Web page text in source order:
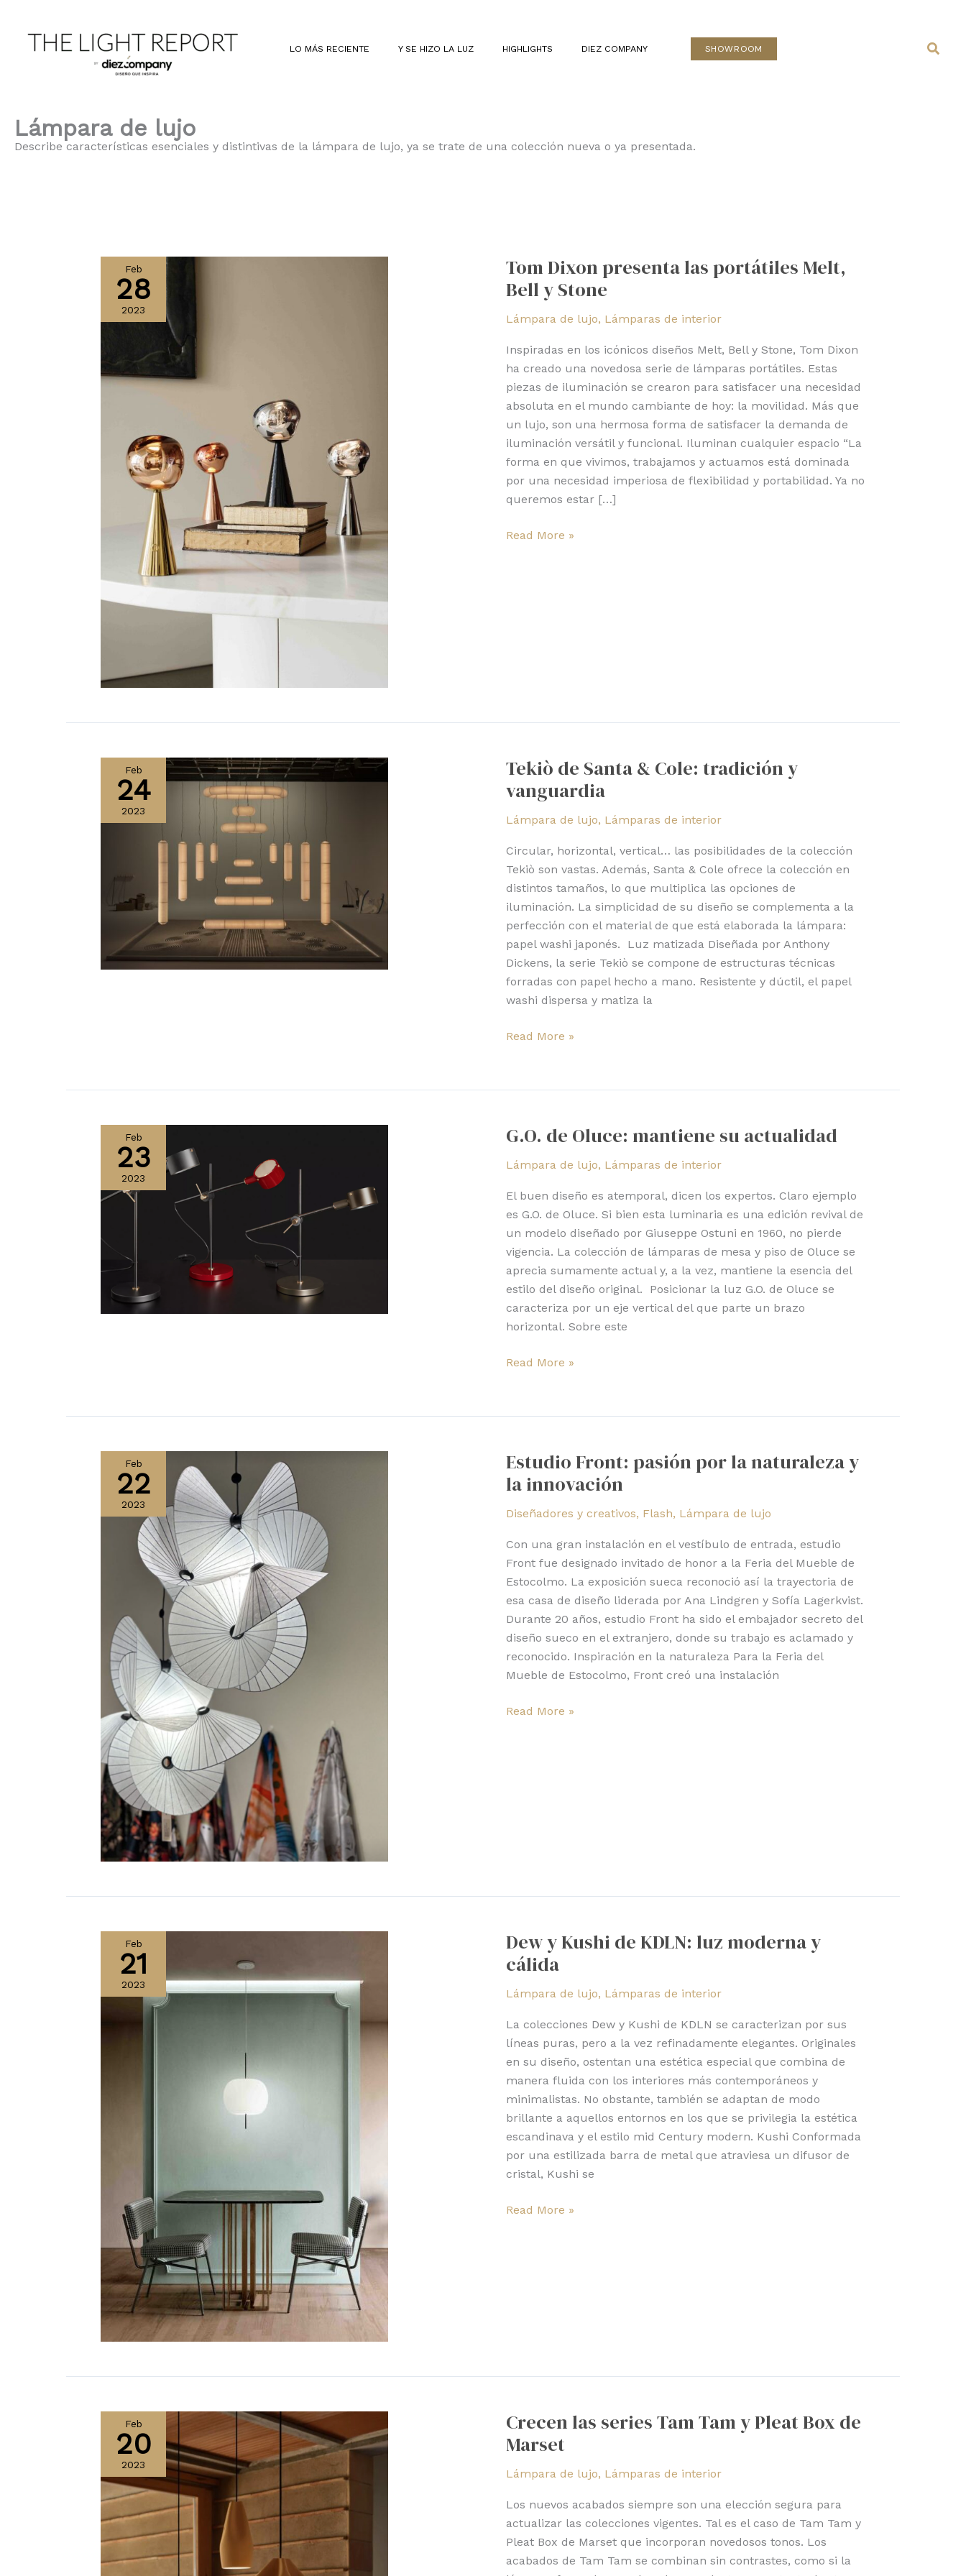
contenido
LO MÁS RECIENTE Y SE HIZO LA LUZ HIGHLIGHTS DIEZ COMPANY SHOWROOM
Lámpara de lujo
Describe características esenciales y distintivas de la lámpara de lujo, ya se trate de una colección nueva o ya presentada.
Feb
28
2023
Tom Dixon presenta las portátiles Melt,
Bell y Stone
Lámpara de lujo, Lámparas de interior
Inspiradas en los icónicos diseños Melt, Bell y Stone, Tom Dixon
ha creado una novedosa serie de lámparas portátiles. Estas
piezas de iluminación se crearon para satisfacer una necesidad
absoluta en el mundo cambiante de hoy: la movilidad. Más que
un lujo, son una hermosa forma de satisfacer la demanda de
iluminación versátil y funcional. Iluminan cualquier espacio “La
forma en que vivimos, trabajamos y actuamos está dominada
por una necesidad imperiosa de flexibilidad y portabilidad. Ya no
queremos estar […]
presenta
las
portátiles
Melt,
y
Stone
Read More »
Feb
24
2023
Tekiò de Santa & Cole: tradición y
vanguardia
Lámpara de lujo, Lámparas de interior
Circular, horizontal, vertical… las posibilidades de la colección
Tekiò son vastas. Además, Santa & Cole ofrece la colección en
distintos tamaños, lo que multiplica las opciones de
iluminación. La simplicidad de su diseño se complementa a la
perfección con el material de que está elaborada la lámpara:
papel washi japonés. Luz matizada Diseñada por Anthony
Dickens, la serie Tekiò se compone de estructuras técnicas
forradas con papel hecho a mano. Resistente y dúctil, el papel
washi dispersa y matiza la
Santa
&
tradición
vanguardia
Read More »
Feb
23
2023
G.O. de Oluce: mantiene su actualidad
Lámpara de lujo, Lámparas de interior
El buen diseño es atemporal, dicen los expertos. Claro ejemplo
es G.O. de Oluce. Si bien esta luminaria es una edición revival de
un modelo diseñado por Giuseppe Ostuni en 1960, no pierde
vigencia. La colección de lámparas de mesa y piso de Oluce se
aprecia sumamente actual y, a la vez, mantiene la esencia del
estilo del diseño original. Posicionar la luz G.O. de Oluce se
caracteriza por un eje vertical del que parte un brazo
horizontal. Sobre este
Oluce:
su
actualidad
Read More »
Feb
22
2023
Estudio Front: pasión por la naturaleza y
la innovación
Diseñadores y creativos, Flash, Lámpara de lujo
Con una gran instalación en el vestíbulo de entrada, estudio
Front fue designado invitado de honor a la Feria del Mueble de
Estocolmo. La exposición sueca reconoció así la trayectoria de
esa casa de diseño liderada por Ana Lindgren y Sofía Lagerkvist.
Durante 20 años, estudio Front ha sido el embajador secreto del
diseño sueco en el extranjero, donde su trabajo es aclamado y
reconocido. Inspiración en la naturaleza Para la Feria del
Mueble de Estocolmo, Front creó una instalación
pasión
por
naturaleza
innovación
Read More »
Feb
21
2023
Dew y Kushi de KDLN: luz moderna y
cálida
Lámpara de lujo, Lámparas de interior
La colecciones Dew y Kushi de KDLN se caracterizan por sus
líneas puras, pero a la vez refinadamente elegantes. Originales
en su diseño, ostentan una estética especial que combina de
manera fluida con los interiores más contemporáneos y
minimalistas. No obstante, también se adaptan de modo
brillante a aquellos entornos en los que se privilegia la estética
escandinava y el estilo mid Century modern. Kushi Conformada
por una estilizada barra de metal que atraviesa un difusor de
cristal, Kushi se
Kushi
de
luz
moderna
y
Read More »
Feb
20
2023
Crecen las series Tam Tam y Pleat Box de
Marset
Lámpara de lujo, Lámparas de interior
Los nuevos acabados siempre son una elección segura para
actualizar las colecciones vigentes. Tal es el caso de Tam Tam y
Pleat Box de Marset que incorporan novedosos tonos. Los
acabados de Tam Tam se combinan sin contrastes, como si la
series
Tam
y
de
Marset